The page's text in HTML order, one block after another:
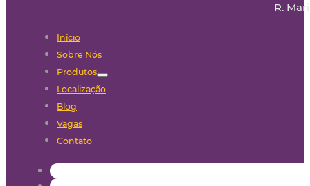
R.
Início
Sobre Nós
Produtos
Localização
Blog
Vagas
Contato